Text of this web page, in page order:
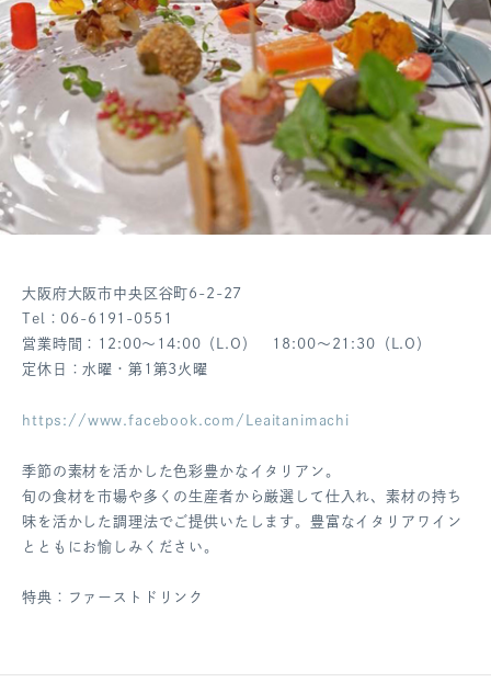
大阪府大阪市中央区谷町6-2-27
Tel：06-6191-0551
営業時間：12:00～14:00（L.O） 18:00～21:30（L.O）
定休日：水曜・第1第3火曜
https://www.facebook.com/Leaitanimachi
季節の素材を活かした色彩豊かなイタリアン。
旬の食材を市場や多くの生産者から厳選して仕入れ、素材の持ち
味を活かした調理法でご提供いたします。豊富なイタリアワイン
とともにお愉しみください。
特典：ファーストドリンク